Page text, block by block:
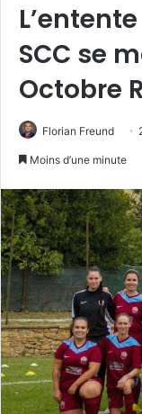
SCC se
Octobre
Florian Freund
Moins d’une minute